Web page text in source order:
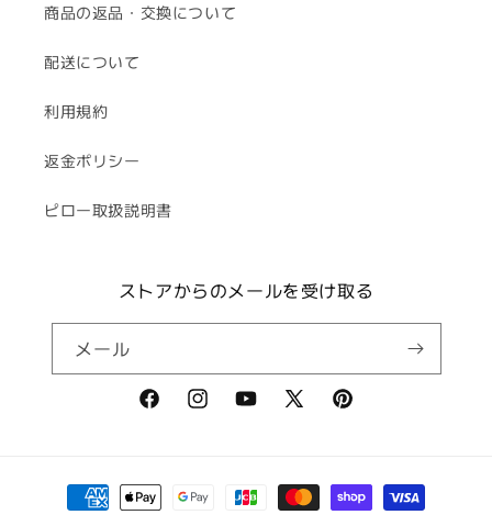
商品の返品・交換について
配送について
利用規約
返金ポリシー
ピロー取扱説明書
ストアからのメールを受け取る
メール
FacebookInstagramYouTube
X
Pinterest
決
済